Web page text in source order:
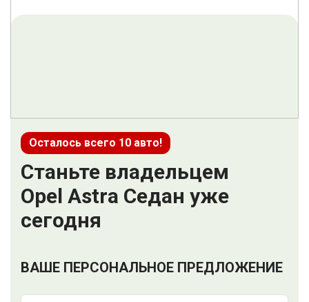
Осталось всего 10 авто!
Станьте владельцем
Opel Astra Седан уже
сегодня
ВАШЕ ПЕРСОНАЛЬНОЕ ПРЕДЛОЖЕНИЕ